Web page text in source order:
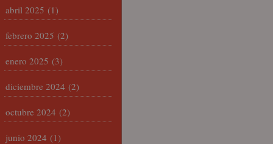
abril 2025 (1)
febrero 2025 (2)
enero 2025 (3)
diciembre 2024 (2)
octubre 2024 (2)
junio 2024 (1)